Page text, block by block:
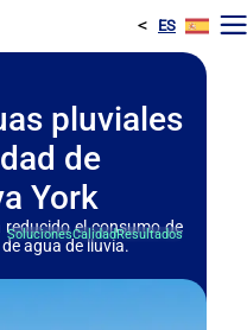
< ES
pluviales
de
York
reducido el consumo de
agua de lluvia.
SolucionesCalidadResultados